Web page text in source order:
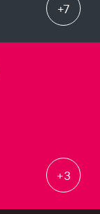
+7
+3